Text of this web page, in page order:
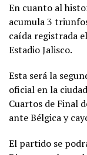
En cuanto al
acumula 3
caída registrada
Estadio Jalisco.
Esta será la
oficial en la
Cuartos de Final
ante Bélgica y
El partido se